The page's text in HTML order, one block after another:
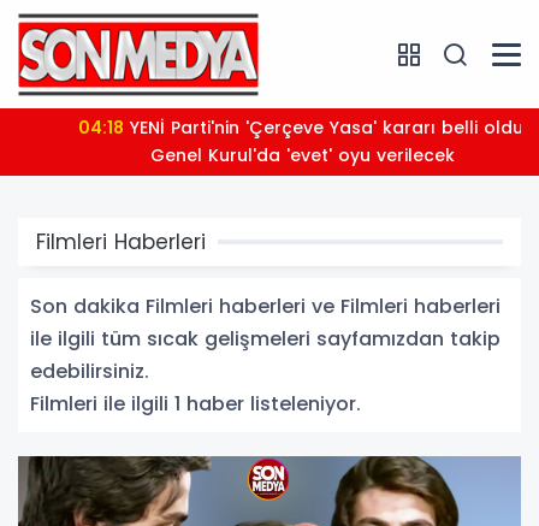
04:18YENİ Parti'nin 'Çerçeve Yasa' kararı belli oldu:
Genel Kurul'da 'evet' oyu verilecek
Filmleri Haberleri
Son dakika Filmleri haberleri ve Filmleri haberleri
ile ilgili tüm sıcak gelişmeleri sayfamızdan takip
edebilirsiniz.
Filmleri ile ilgili 1 haber listeleniyor.